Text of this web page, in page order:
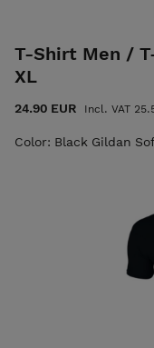
T-Shirt Men /
XL
24.90 EUR Incl. VAT
Color: Black Gildan